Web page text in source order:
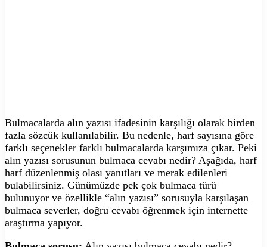
Bulmacalarda alın yazısı ifadesinin karşılığı olarak birden
fazla sözcük kullanılabilir. Bu nedenle, harf sayısına göre
farklı seçenekler farklı bulmacalarda karşımıza çıkar. Peki
alın yazısı sorusunun bulmaca cevabı nedir? Aşağıda, harf
harf düzenlenmiş olası yanıtları ve merak edilenleri
bulabilirsiniz. Günümüzde pek çok bulmaca türü
bulunuyor ve özellikle “alın yazısı” sorusuyla karşılaşan
bulmaca severler, doğru cevabı öğrenmek için internette
araştırma yapıyor.